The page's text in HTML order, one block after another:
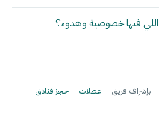
فيها خصوصية وهدوء؟
بإشراف فريق عطلات حجز فنادق